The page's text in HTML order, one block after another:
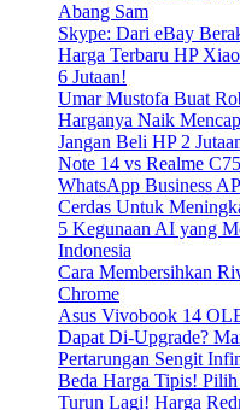
Abang Sam
Skype: Dari eBay
Harga Terbaru HP
6 Jutaan!
Umar Mustofa Buat
Harganya Naik
Jangan Beli HP 2
Note 14 vs Realme
WhatsApp Business
Cerdas Untuk
5 Kegunaan AI yang
Indonesia
Cara Membersihkan
Chrome
Asus Vivobook 14
Dapat Di-Upgrade?
Pertarungan Sengit
Beda Harga Tipis!
Turun Lagi! Harga